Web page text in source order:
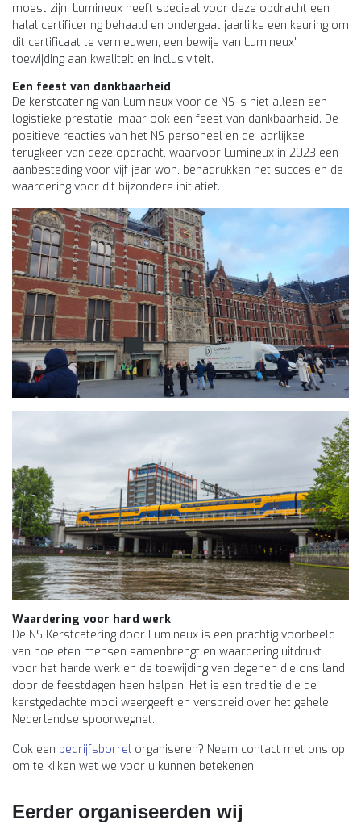
moest zijn. Lumineux heeft speciaal voor deze opdracht een
halal certificering behaald en ondergaat jaarlijks een keuring om
dit certificaat te vernieuwen, een bewijs van Lumineux'
toewijding aan kwaliteit en inclusiviteit.
Een feest van dankbaarheid
De kerstcatering van Lumineux voor de NS is niet alleen een
logistieke prestatie, maar ook een feest van dankbaarheid. De
positieve reacties van het NS-personeel en de jaarlijkse
terugkeer van deze opdracht, waarvoor Lumineux in 2023 een
aanbesteding voor vijf jaar won, benadrukken het succes en de
waardering voor dit bijzondere initiatief.
Waardering voor hard werk
De NS Kerstcatering door Lumineux is een prachtig voorbeeld
van hoe eten mensen samenbrengt en waardering uitdrukt
voor het harde werk en de toewijding van degenen die ons land
door de feestdagen heen helpen. Het is een traditie die de
kerstgedachte mooi weergeeft en verspreid over het gehele
Nederlandse spoorwegnet.
Ook een bedrijfsborrel organiseren? Neem contact met ons op
om te kijken wat we voor u kunnen betekenen!
Eerder organiseerden wij